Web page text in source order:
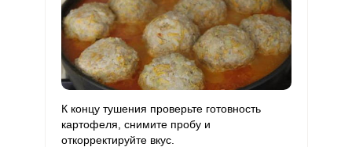
К концу тушения проверьте готовность
картофеля, снимите пробу и
откорректируйте вкус.